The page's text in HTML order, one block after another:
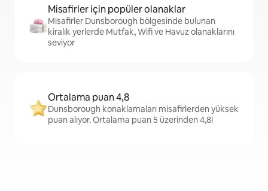
Misafirler için popüler olanaklar
Misafirler Dunsborough bölgesinde bulunan
kiralık yerlerde Mutfak, Wifi ve Havuz olanaklarını
seviyor
Ortalama puan 4,8
Dunsborough konaklamaları misafirlerden yüksek
puan alıyor. Ortalama puan 5 üzerinden 4,8!